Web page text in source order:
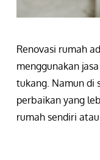
Renovasi rumah
menggunakan
tukang. Namun di
perbaikan yang
rumah sendiri